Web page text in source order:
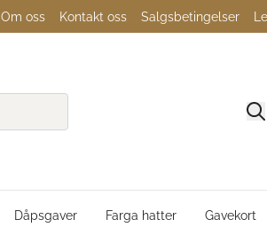
Om oss Kontakt oss Salgsbetingelser
Dåpsgaver Farga hatter Gavekort